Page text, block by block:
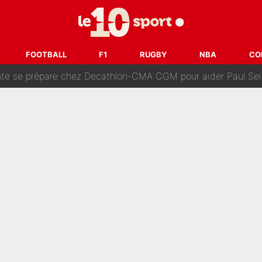
FOOTBALL F1 RUGBY NBA
chroniqueur de L’EQUIPE du Soir : «Pendant un moment, je ne les
à l'OM, un ancien international français va finalement
se prépare chez Decathlon-CMA CGM pour aider Paul